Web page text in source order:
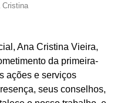
Cristina
Ana Cristina Vieira,
da primeira-
ações e serviços
seus conselhos,